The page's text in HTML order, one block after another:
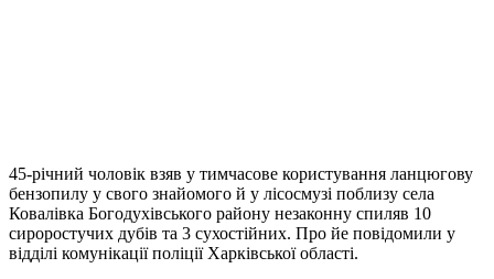
45-річний чоловік взяв у тимчасове користування ланцюгову
бензопилу у свого знайомого й у лісосмузі поблизу села
Ковалівка Богодухівського району незаконну спиляв 10
сироростучих дубів та 3 сухостійних. Про йе повідомили у
відділі комунікації поліції Харківської області.